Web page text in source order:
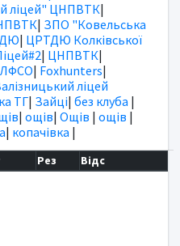
ліцей" ЦНПВТК|
| ЗПО "Ковельська
| ЦРТДЮ Колківської
| ЦНПВТК|
ЛФСО| Foxhunters|
ліцей
ТГ| Зайці| без клуба |
| ощів| Ощів | ощів |
| копачівка |
Рез Відс